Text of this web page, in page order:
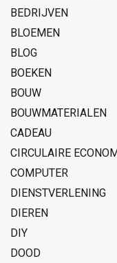
BEDRIJVEN
BLOEMEN
BLOG
BOEKEN
BOUW
BOUWMATERIALEN
CADEAU
CIRCULAIRE
COMPUTER
DIENSTVERLENING
DIEREN
DIY
DOOD